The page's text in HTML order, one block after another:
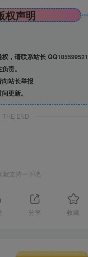
权声明
，请联系站长 QQ185599521
责。
站长举报
更新。
THE END
就支持一下吧
分享 收藏